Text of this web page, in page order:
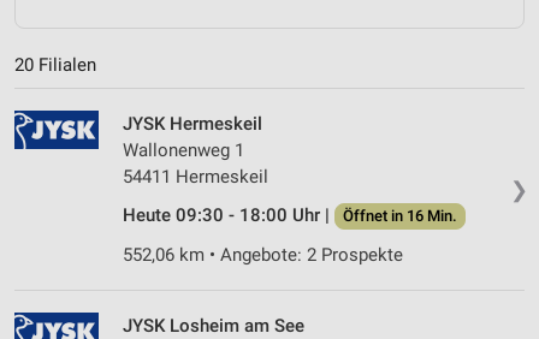
20 Filialen
❯
JYSK Hermeskeil
Wallonenweg 1
54411 Hermeskeil
Heute 09:30 - 18:00 Uhr |
Öffnet in 16 Min.
552,06 km • Angebote: 2 Prospekte
JYSK Losheim am See